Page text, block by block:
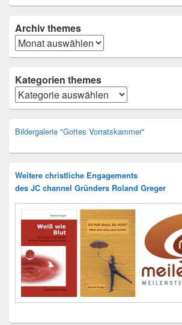
Archivthemes
Archiv
Kategorien themes
Kategorien
Bildergalerie "Gottes Vorratskammer"
Weitere christliche Engagements
des JC channel Gründers Roland Greger